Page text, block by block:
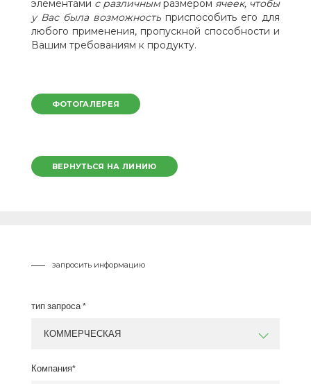
элементами с различнымразмером ячеек, чтобы
у Вас была возможность приспособить его для
любого применения, пропускной способности и
Вашим требованиям к продукту.
ФОТОГАЛЕРЕЯ
ВЕРНУТЬСЯ НА ЛИНИЮ
запросить информацию
тип запроса *
КОММЕРЧЕСКАЯ
Компания*